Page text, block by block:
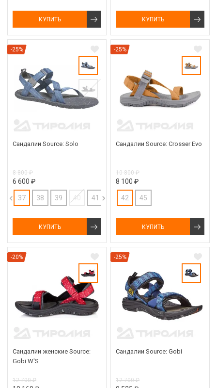
КУПИТЬ КУПИТЬ
-25%
Сандалии Source: Solo
8 800 ₽
6 600 ₽
37 38 39 40 41
КУПИТЬ
-25%
Сандалии Source: Crosser Evo
10 800 ₽
8 100 ₽
42 45
КУПИТЬ
-20%
Сандалии женские Source:
Gobi W'S
12 700 ₽
-25%
Сандалии Source: Gobi
12 700 ₽